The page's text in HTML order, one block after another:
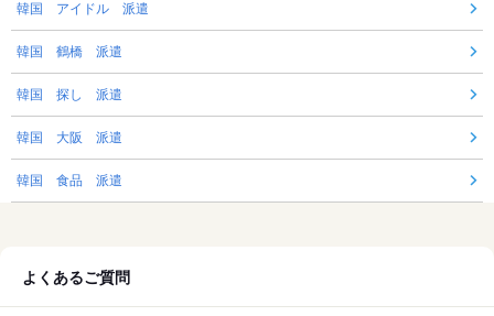
韓国 アイドル 派遣
韓国 鶴橋 派遣
韓国 探し 派遣
韓国 大阪 派遣
韓国 食品 派遣
よくあるご質問